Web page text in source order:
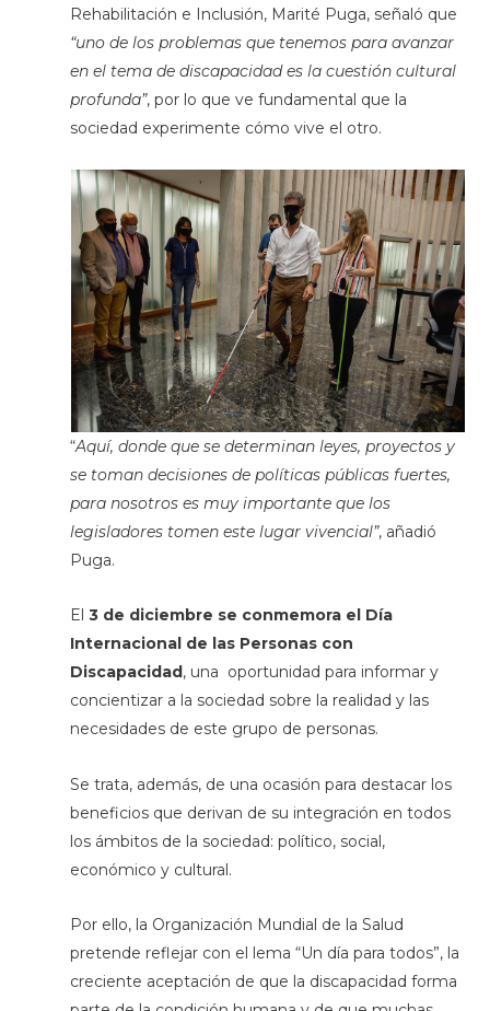
Rehabilitación e Inclusión, Marité Puga, señaló que
“uno de los problemas que tenemos para avanzar
en el tema de discapacidad es la cuestión cultural
profunda”, por lo que ve fundamental que la
sociedad experimente cómo vive el otro.
“Aquí, donde que se determinan leyes, proyectos y
se toman decisiones de políticas públicas fuertes,
para nosotros es muy importante que los
legisladores tomen este lugar vivencial”, añadió
Puga.
El 3 de diciembre se conmemora el Día
Internacional de las Personas con
Discapacidad, una oportunidad para informar y
concientizar a la sociedad sobre la realidad y las
necesidades de este grupo de personas.
Se trata, además, de una ocasión para destacar los
beneficios que derivan de su integración en todos
los ámbitos de la sociedad: político, social,
económico y cultural.
Por ello, la Organización Mundial de la Salud
pretende reflejar con el lema “Un día para todos”, la
creciente aceptación de que la discapacidad forma